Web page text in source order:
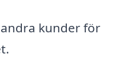
kunder för